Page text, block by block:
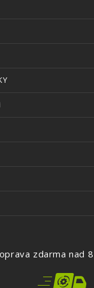
zdarma nad